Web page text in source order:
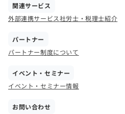
関連サービス
外部連携サービス社労士・税理士紹介
パートナー
パートナー制度について
イベント・セミナー
イベント・セミナー情報
お問い合わせ